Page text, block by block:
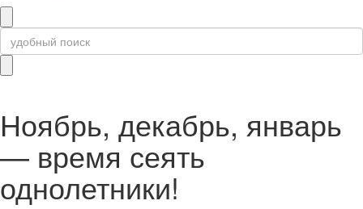
Ноябрь, декабрь, январь
— время сеять
однолетники!